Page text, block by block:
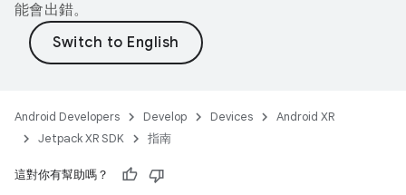
能會出錯。
Android Developers Develop Devices
Android XR
Jetpack XR SDK
指南
這對你有幫助嗎？